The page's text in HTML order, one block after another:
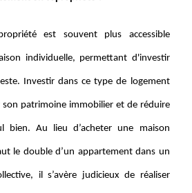
est souvent plus accessible
individuelle, permettant d'investir
Investir dans ce type de logement
son patrimoine immobilier et de réduire
bien. Au lieu d’acheter une maison
le double d’un appartement dans un
il s’avère judicieux de réaliser